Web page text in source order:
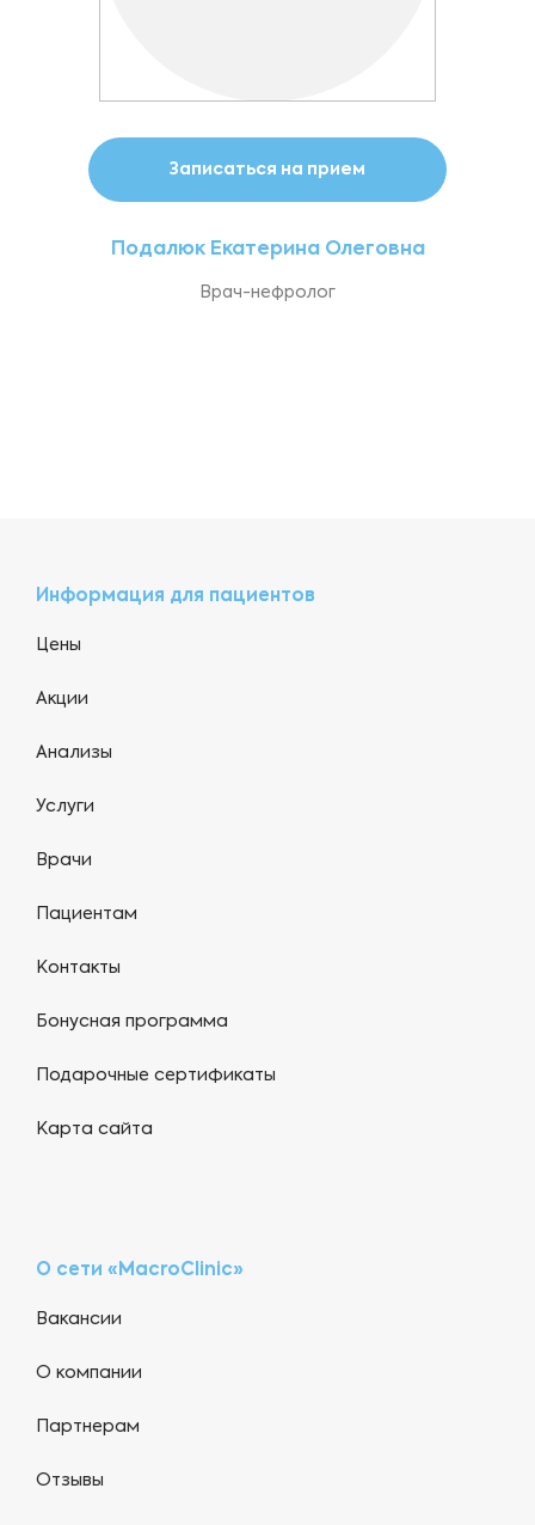
Записаться на прием
Подалюк Екатерина Олеговна
Врач-нефролог
Информация для пациентов
Цены
Акции
Анализы
Услуги
Врачи
Пациентам
Контакты
Бонусная программа
Подарочные сертификаты
Карта сайта
О сети «MacroClinic»
Вакансии
О компании
Партнерам
Отзывы